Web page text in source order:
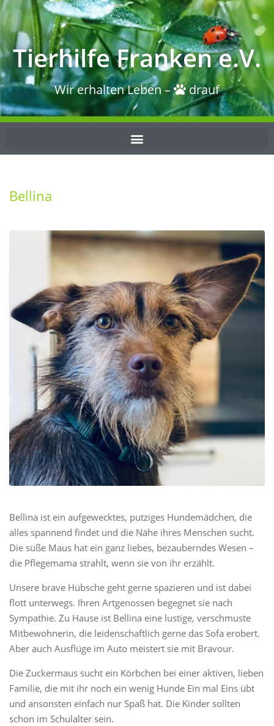
Tierhilfe Franken e.V.
Wir erhalten Leben – drauf
Bellina
Bellina ist ein aufgewecktes, putziges Hundemädchen, die
alles spannend findet und die Nähe ihres Menschen sucht.
Die süße Maus hat ein ganz liebes, bezauberndes Wesen –
die Pflegemama strahlt, wenn sie von ihr erzählt.
Unsere brave Hübsche geht gerne spazieren und ist dabei
flott unterwegs. Ihren Artgenossen begegnet sie nach
Sympathie. Zu Hause ist Bellina eine lustige, verschmuste
Mitbewohnerin, die leidenschaftlich gerne das Sofa erobert.
Aber auch Ausflüge im Auto meistert sie mit Bravour.
Die Zuckermaus sucht ein Körbchen bei einer aktiven, lieben
Familie, die mit ihr noch ein wenig Hunde Ein mal Eins übt
und ansonsten einfach nur Spaß hat. Die Kinder sollten
schon im Schulalter sein.